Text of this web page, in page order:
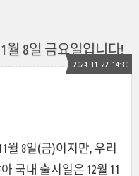
월 8일 금요일입니다!
2024. 11. 22. 14:30
월 8일(금)이지만, 우리
국내 출시일은 12월 11